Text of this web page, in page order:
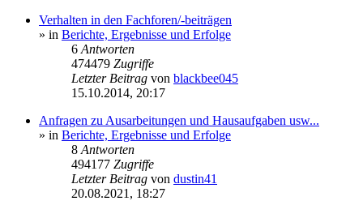
Verhalten in den Fachforen/-beiträgen
» in Berichte, Ergebnisse und Erfolge
6 Antworten
474479 Zugriffe
Letzter Beitrag von blackbee045
15.10.2014, 20:17
Anfragen zu Ausarbeitungen und Hausaufgaben usw...
» in Berichte, Ergebnisse und Erfolge
8 Antworten
494177 Zugriffe
Letzter Beitrag von dustin41
20.08.2021, 18:27